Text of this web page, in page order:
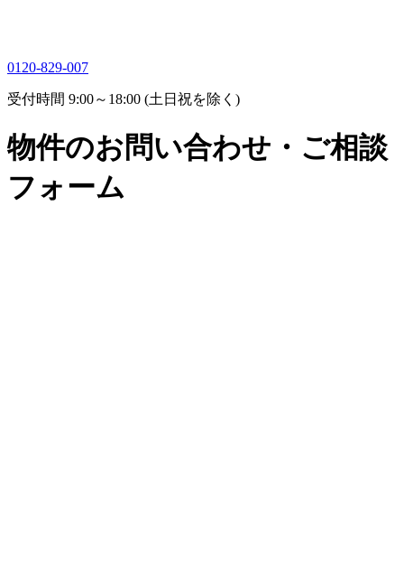
0120-829-007
受付時間 9:00～18:00 (土日祝を除く)
物件のお問い合わせ・ご相談
フォーム